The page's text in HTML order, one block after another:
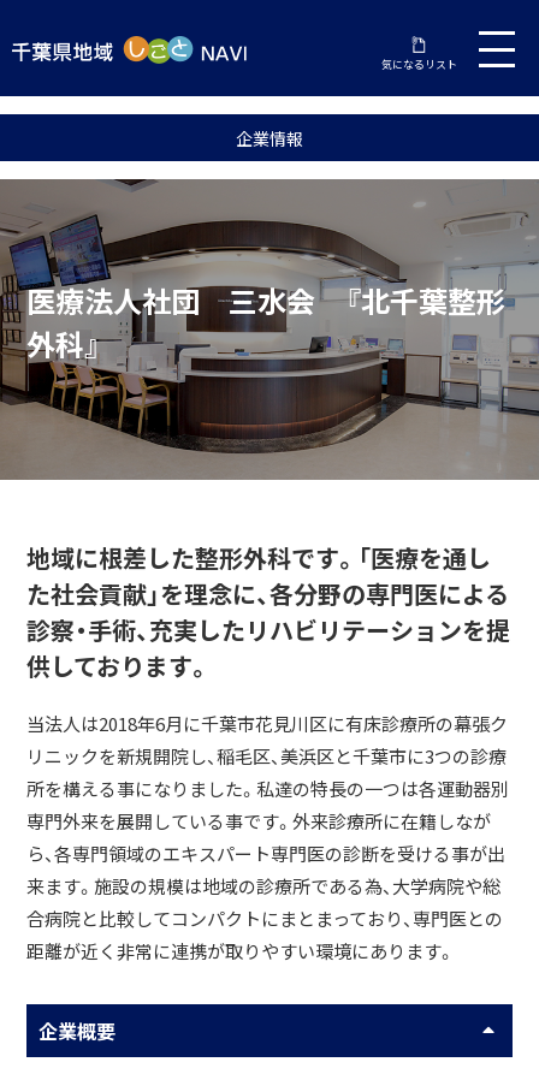
気になるリスト
企業情報
医療法人社団 三水会 『北千葉整形
外科』
地域に根差した整形外科です。「医療を通し
た社会貢献」を理念に、各分野の専門医による
診察・手術、充実したリハビリテーションを提
供しております。
当法人は2018年6月に千葉市花見川区に有床診療所の幕張ク
リニックを新規開院し、稲毛区、美浜区と千葉市に3つの診療
所を構える事になりました。私達の特長の一つは各運動器別
専門外来を展開している事です。外来診療所に在籍しなが
ら、各専門領域のエキスパート専門医の診断を受ける事が出
来ます。施設の規模は地域の診療所である為、大学病院や総
合病院と比較してコンパクトにまとまっており、専門医との
距離が近く非常に連携が取りやすい環境にあります。
企業概要